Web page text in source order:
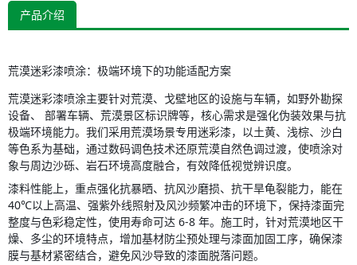
产品介绍
荒漠迷彩漆喷涂：极端环境下的功能适配方案
荒漠迷彩漆喷涂主要针对荒漠、戈壁地区的设施与车辆，如野外勘探
设备、 部署车辆、荒漠景区标识牌等，核心需求是强化伪装效果与抗
极端环境能力。我们采用荒漠场景专用迷彩漆，以土黄、浅棕、沙白
等色系为基础，通过数码调色技术还原荒漠自然色调过渡，使喷涂对
象与周边沙砾、岩石环境高度融合，有效降低视觉辨识度。
漆料性能上，重点强化抗暴晒、抗风沙磨损、抗干旱龟裂能力，能在
40℃以上高温、强紫外线照射及风沙频繁冲击的环境下，保持漆面完
整度与色彩稳定性，使用寿命可达 6-8 年。施工时，针对荒漠地区干
燥、多尘的环境特点，增加基材防尘预处理与漆面加固工序，确保漆
膜与基材紧密结合，避免风沙导致的漆面脱落问题。